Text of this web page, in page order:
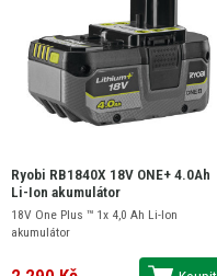
Ryobi RB1840X 18V ONE+ 4.0Ah
Li-Ion akumulátor
18V One Plus ™ 1x 4,0 Ah Li-Ion
akumulátor